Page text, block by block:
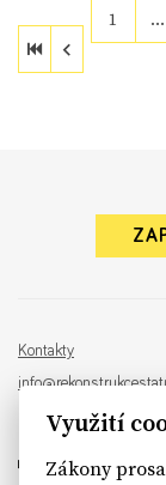
1 …
Kontakty
Návrh a vývoj: Sinfin ,
Využití
Zákony